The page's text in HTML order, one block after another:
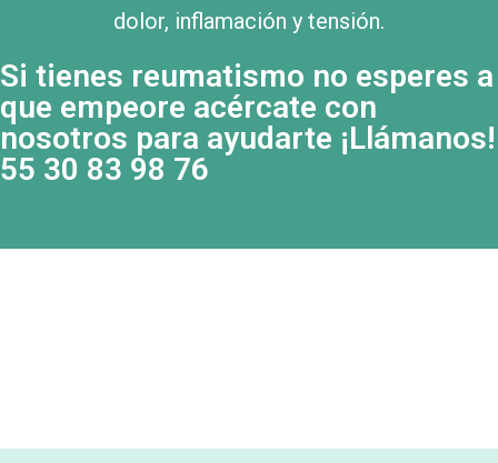
dolor, inflamación y tensión.
Si tienes reumatismo no esperes a
que empeore acércate con
nosotros para ayudarte ¡Llámanos!
55 30 83 98 76